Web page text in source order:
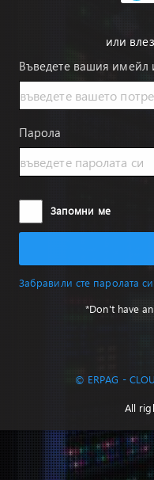
или
Въведете вашия имейл
Парола
Запомни ме
Забравили сте паролата
*Don't have
© ERPAG -
All